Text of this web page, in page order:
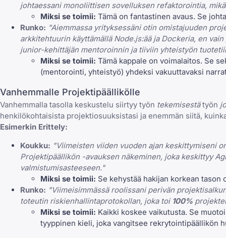
johtaessani monoliittisen sovelluksen refaktorointia,
Miksi se toimii: Tämä on fantastinen avaus. Se
Runko: "Aiemmassa yrityksessäni otin omistajuuden
arkkitehtuurin käyttämällä Node.js:ää ja Dockeria, en
junior-kehittäjän mentoroinnin ja tiiviin yhteistyön
Miksi se toimii: Tämä kappale on voimalaitos. Se
(mentorointi, yhteistyö) yhdeksi vakuuttavaksi
Vanhemmalle Projektipäällikölle
Vanhemmalla tasolla keskustelu siirtyy työn tekemisestätyön
henkilökohtaisista projektiosuuksistasi ja enemmän siitä,
Esimerkin Erittely:
Koukku: "Viimeisten viiden vuoden ajan keskittymiseni
Projektipäällikön -avauksen näkeminen, joka keskittyy
valmistumisasteeseen."
Miksi se toimii: Se kehystää hakijan korkean
Runko: "Viimeisimmässä roolissani perivän
toteutin riskienhallintaprotokollan, joka toi 100%
Miksi se toimii: Kaikki koskee vaikutusta. Se
tyyppinen kieli, joka vangitsee rekrytointipäällikön